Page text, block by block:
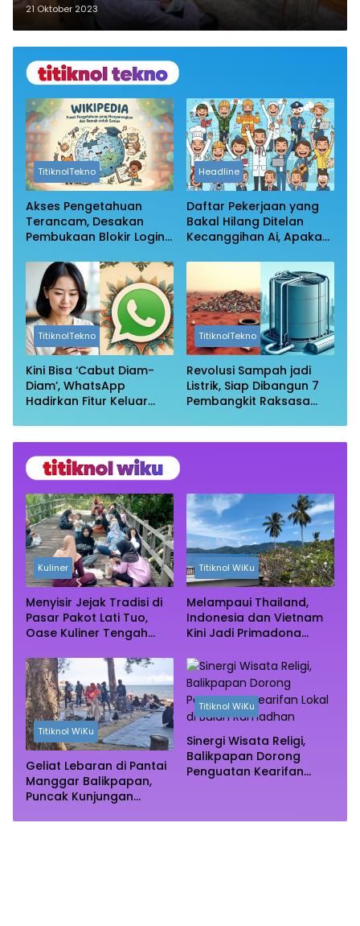
Buluminung PPU
21 Oktober 2023
TitiknolTekno
Akses Pengetahuan
Terancam, Desakan
Pembukaan Blokir Login
Headline
Daftar Pekerjaan yang
Bakal Hilang Ditelan
Kecanggihan Ai, Apakah
Aman?
TitiknolTekno
Kini Bisa ‘Cabut Diam-
Diam’, WhatsApp
Hadirkan Fitur Keluar
TitiknolTekno
Revolusi Sampah jadi
Listrik, Siap Dibangun 7
Pembangkit Raksasa
Kuliner
Menyisir Jejak Tradisi di
Pasar Pakot Lati Tuo,
Oase Kuliner Tengah
Titiknol WiKu
Melampaui Thailand,
Indonesia dan Vietnam
Kini Jadi Primadona
Titiknol WiKu
Geliat Lebaran di Pantai
Manggar Balikpapan,
Puncak Kunjungan
Titiknol WiKu
Sinergi Wisata Religi,
Balikpapan Dorong
Penguatan Kearifan